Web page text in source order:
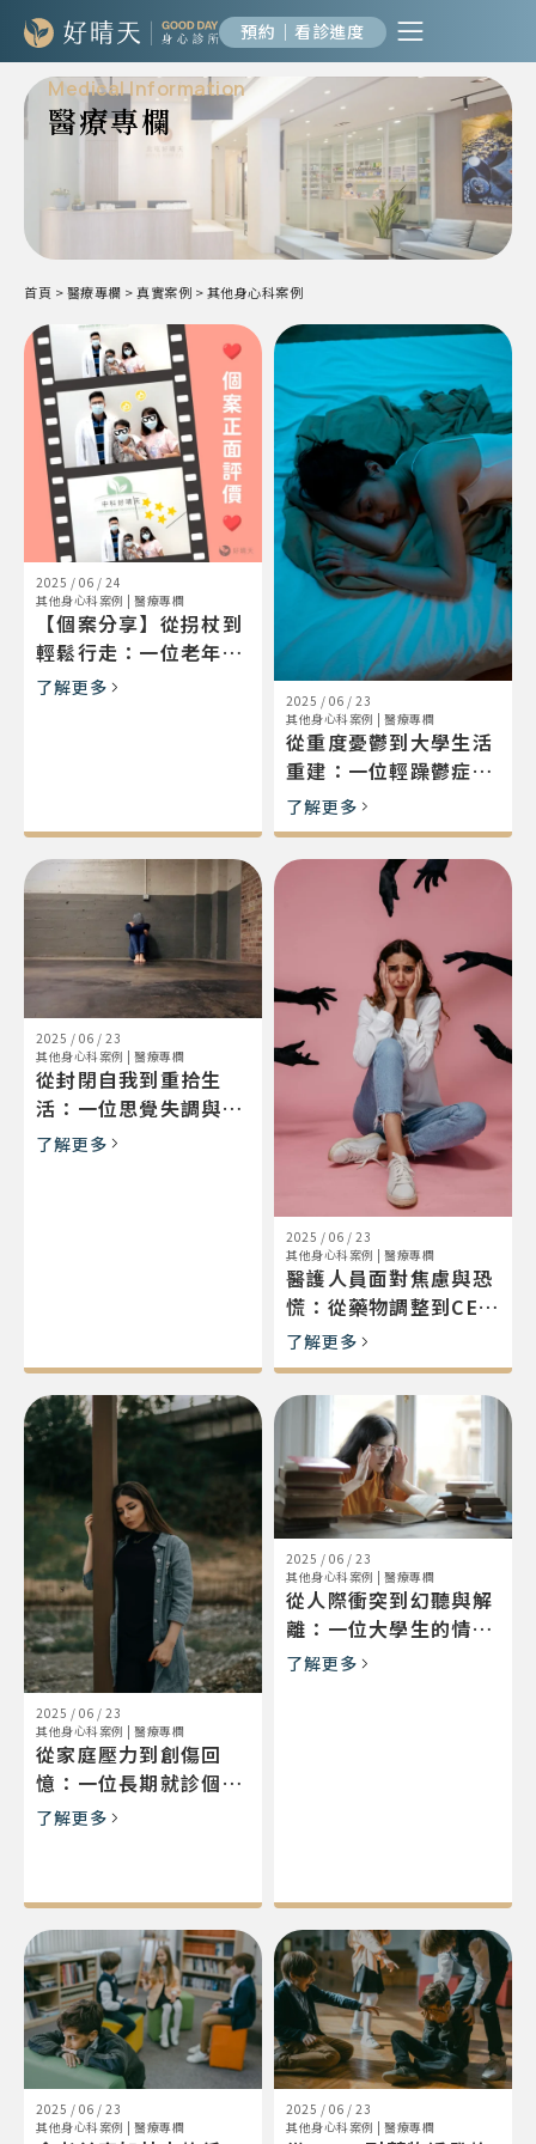
預約｜看診進度
Medical Information
醫療專欄
首頁 >醫療專欄 >真實案例 >其他身心科案例
2025 / 06 / 24
其他身心科案例 | 醫療專欄
【個案分享】從拐杖到
輕鬆行走：一位老年憂
鬱症患者的重生歷程
了解更多
2025 / 06 / 23
其他身心科案例 | 醫療專欄
從重度憂鬱到大學生活
重建：一位輕躁鬱症個
案的治療歷程
了解更多
2025 / 06 / 23
其他身心科案例 | 醫療專欄
從封閉自我到重拾生
活：一位思覺失調與重
度憂鬱個案的穩定歷程
了解更多
2025 / 06 / 23
其他身心科案例 | 醫療專欄
醫護人員面對焦慮與恐
慌：從藥物調整到CES
治療的回穩歷程
了解更多
2025 / 06 / 23
其他身心科案例 | 醫療專欄
從家庭壓力到創傷回
憶：一位長期就診個案
的憂鬱與創傷修復歷程
了解更多
2025 / 06 / 23
其他身心科案例 | 醫療專欄
從人際衝突到幻聽與解
離：一位大學生的情緒
修復歷程
了解更多
2025 / 06 / 23
其他身心科案例 | 醫療專欄
2025 / 06 / 23
其他身心科案例 | 醫療專欄